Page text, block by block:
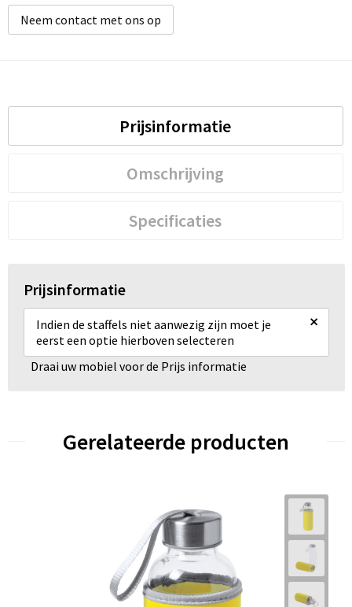
Neem contact met ons op
Prijsinformatie
Omschrijving
Specificaties
Prijsinformatie
Indien de staffels niet aanwezig zijn moet je
eerst een optie hierboven selecteren
×
Draai uw mobiel voor de Prijs informatie
Gerelateerde producten